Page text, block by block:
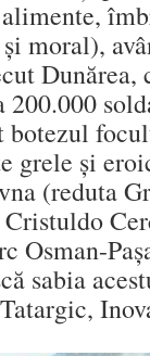
moral),
Dunărea,
grele și
(reduta
Osman-
sabia